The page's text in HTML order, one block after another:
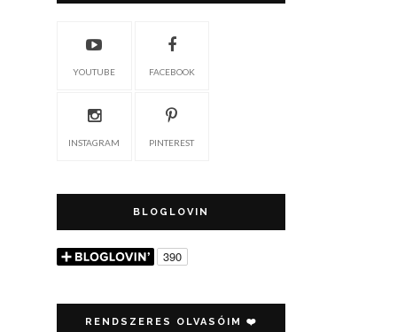
YOUTUBE FACEBOOK
INSTAGRAM PINTEREST
BLOGLOVIN
RENDSZERES OLVASÓIM ❤️